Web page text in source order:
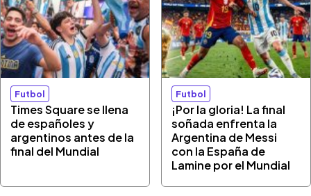
Futbol
Times Square se llena
de españoles y
argentinos antes de la
final del Mundial
Futbol
¡Por la gloria! La final
soñada enfrenta la
Argentina de Messi
con la España de
Lamine por el Mundial